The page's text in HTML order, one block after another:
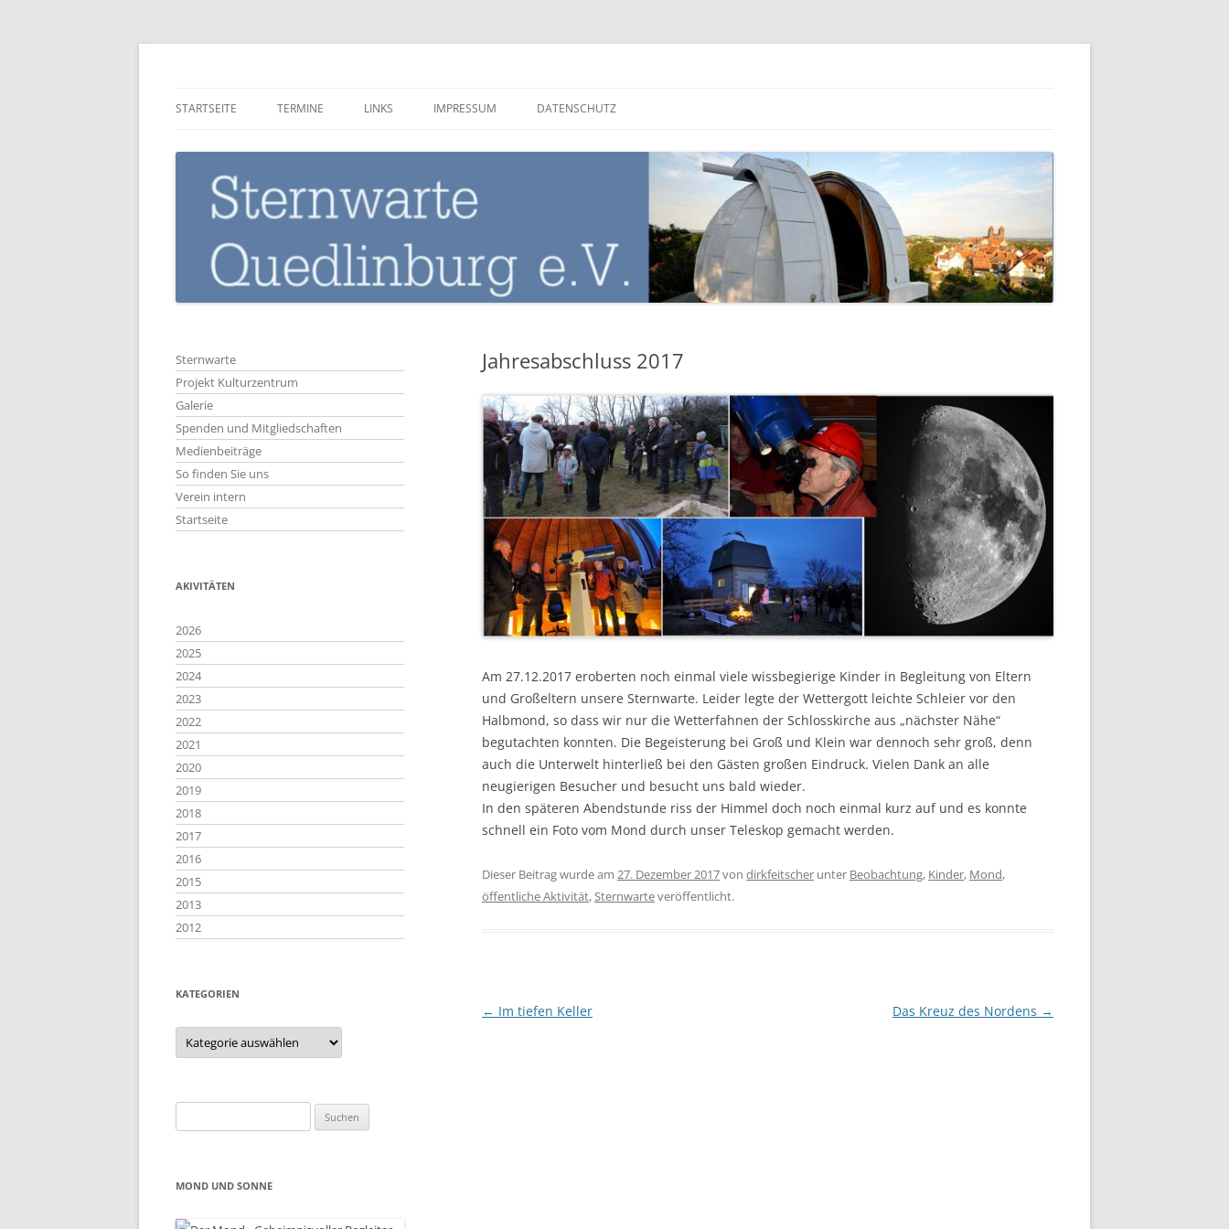
Zum
STARTSEITE TERMINE LINKS IMPRESSUM DATENSCHUTZ
Jahresabschluss 2017
Am 27.12.2017 eroberten noch einmal viele wissbegierige Kinder in Begleitung von Eltern
und Großeltern unsere Sternwarte. Leider legte der Wettergott leichte Schleier vor den
Halbmond, so dass wir nur die Wetterfahnen der Schlosskirche aus „nächster Nähe“
begutachten konnten. Die Begeisterung bei Groß und Klein war dennoch sehr groß, denn
auch die Unterwelt hinterließ bei den Gästen großen Eindruck. Vielen Dank an alle
neugierigen Besucher und besucht uns bald wieder.
In den späteren Abendstunde riss der Himmel doch noch einmal kurz auf und es konnte
schnell ein Foto vom Mond durch unser Teleskop gemacht werden.
Dieser Beitrag wurde am27. Dezember 2017vondirkfeitscher unter Beobachtung, Kinder, Mond,
öffentliche Aktivität,Sternwarteveröffentlicht.
Beitragsnavigation
← Im tiefen Keller Das Kreuz des Nordens →
Sternwarte
Projekt Kulturzentrum
Galerie
Spenden und Mitgliedschaften
Medienbeiträge
So finden Sie uns
Verein intern
Startseite
AKIVITÄTEN
2026
2025
2024
2023
2022
2021
2020
2019
2018
2017
2016
2015
2013
2012
KATEGORIEN
Kategorien
nach:
MOND UND SONNE